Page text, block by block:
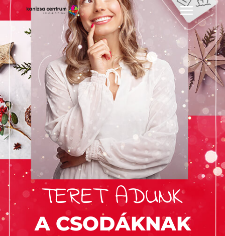
TERET ADUNK
A CSODÁKNAK